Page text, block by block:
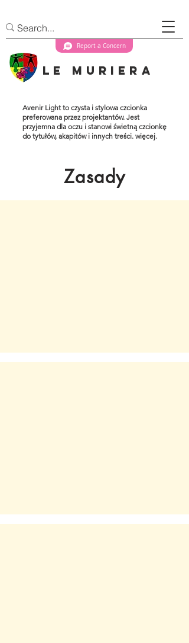
Le Muriera
Report a Concern
Avenir Light to czysta i stylowa czcionka
preferowana przez projektantów. Jest
przyjemna dla oczu i stanowi świetną czcionkę
do tytułów, akapitów i innych treści. więcej.
Zasady